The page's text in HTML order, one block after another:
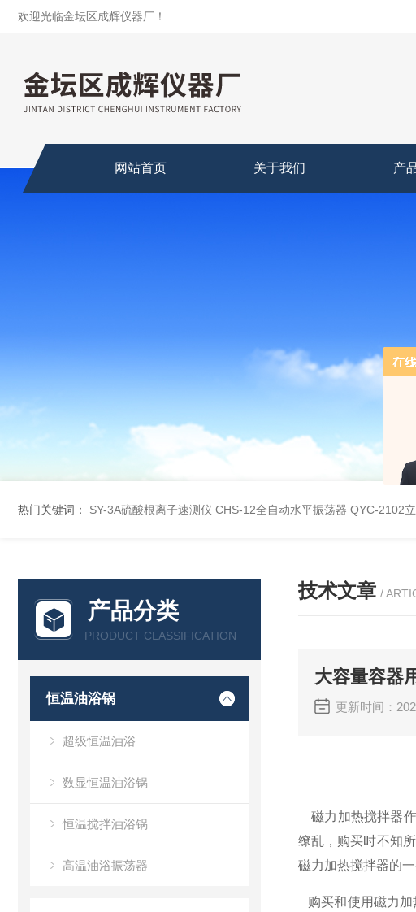
欢迎光临金坛区成辉仪器厂！
网站首页 关于我们 产
热门关键词： SY-3A硫酸根离子速测仪 CHS-12全自动水平振荡器 QYC-2102
产品分类
PRODUCT CLASSIFICATION
恒温油浴锅
超级恒温油浴
数显恒温油浴锅
恒温搅拌油浴锅
高温油浴振荡器
技术文章 /
大容量容器
更新时间：
磁力加热搅拌器
缭乱，购买时不知
磁力加热搅拌器的
购买和使用磁力加